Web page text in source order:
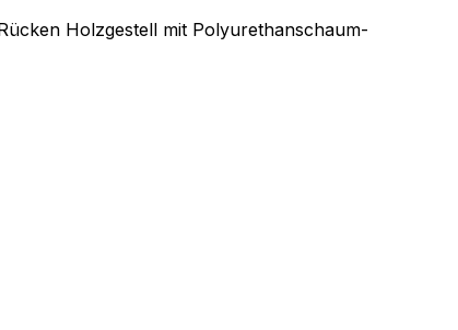
Holzgestell mit Polyurethanschaum-